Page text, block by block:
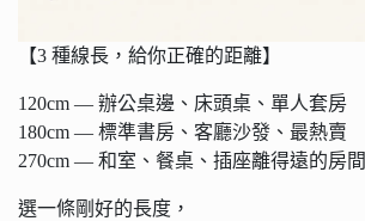
【3 種線長，給你正確的距離】
120cm — 辦公桌邊、床頭桌、單人套房
180cm — 標準書房、客廳沙發、最熱賣
270cm — 和室、餐桌、插座離得遠的房間
選一條剛好的長度，